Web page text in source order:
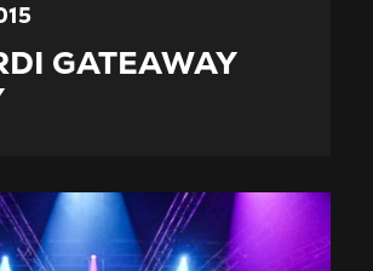
GATEAWAY